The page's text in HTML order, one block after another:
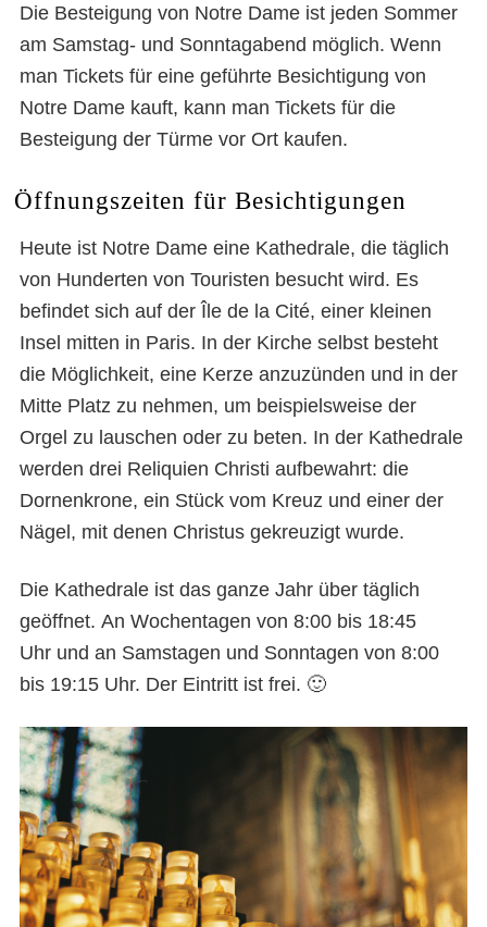
Die Besteigung von Notre Dame ist jeden Sommer
am Samstag- und Sonntagabend möglich. Wenn
man Tickets für eine geführte Besichtigung von
Notre Dame kauft, kann man Tickets für die
Besteigung der Türme vor Ort kaufen.
Öffnungszeiten für Besichtigungen
Heute ist Notre Dame eine Kathedrale, die täglich
von Hunderten von Touristen besucht wird. Es
befindet sich auf der Île de la Cité, einer kleinen
Insel mitten in Paris. In der Kirche selbst besteht
die Möglichkeit, eine Kerze anzuzünden und in der
Mitte Platz zu nehmen, um beispielsweise der
Orgel zu lauschen oder zu beten. In der Kathedrale
werden drei Reliquien Christi aufbewahrt: die
Dornenkrone, ein Stück vom Kreuz und einer der
Nägel, mit denen Christus gekreuzigt wurde.
Die Kathedrale ist das ganze Jahr über täglich
geöffnet. An Wochentagen von 8:00 bis 18:45
Uhr und an Samstagen und Sonntagen von 8:00
bis 19:15 Uhr. Der Eintritt ist frei. 🙂